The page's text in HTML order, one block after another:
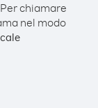
Per chiamare
nel modo